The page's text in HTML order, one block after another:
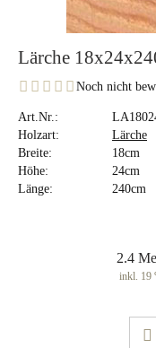
Lärche
Noch nicht
Art.Nr.:
Holzart:
Lärche
Breite:
18cm
Höhe:
24cm
Länge:
240cm
2.4
inkl. 19